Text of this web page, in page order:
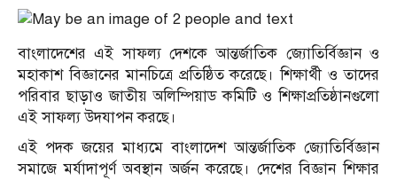
বাংলাদেশের এই সাফল্য দেশকে আন্তর্জাতিক জ্যোতির্বিজ্ঞান ও
মহাকাশ বিজ্ঞানের মানচিত্রে প্রতিষ্ঠিত করেছে। শিক্ষার্থী ও তাদের
পরিবার ছাড়াও জাতীয় অলিম্পিয়াড কমিটি ও শিক্ষাপ্রতিষ্ঠানগুলো
এই সাফল্য উদযাপন করছে।
এই পদক জয়ের মাধ্যমে বাংলাদেশ আন্তর্জাতিক জ্যোতির্বিজ্ঞান
সমাজে মর্যাদাপূর্ণ অবস্থান অর্জন করেছে। দেশের বিজ্ঞান শিক্ষার